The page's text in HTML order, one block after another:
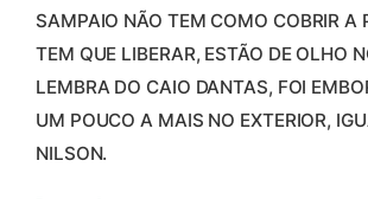
SAMPAIO NÃO TEM COMO COBRIR A
TEM QUE LIBERAR, ESTÃO DE OLHO
LEMBRA DO CAIO DANTAS, FOI
UM POUCO A MAIS NO EXTERIOR,
NILSON.